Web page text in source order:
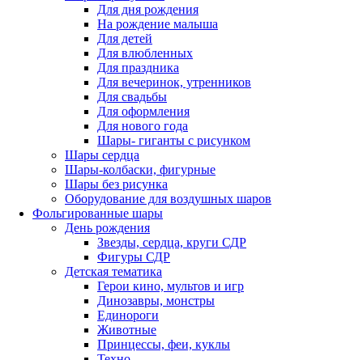
Для дня рождения
На рождение малыша
Для детей
Для влюбленных
Для праздника
Для вечеринок, утренников
Для свадьбы
Для оформления
Для нового года
Шары- гиганты с рисунком
Шары сердца
Шары-колбаски, фигурные
Шары без рисунка
Оборудование для воздушных шаров
Фольгированные шары
День рождения
Звезды, сердца, круги СДР
Фигуры СДР
Детская тематика
Герои кино, мультов и игр
Динозавры, монстры
Единороги
Животные
Принцессы, феи, куклы